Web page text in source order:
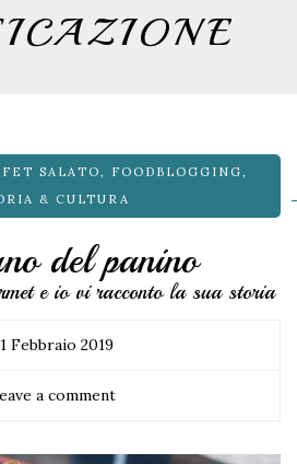
SALATO , FOODBLOGGING ,
& CULTURA
del panino
e io vi racconto la sua storia
Febbraio 2019
a comment